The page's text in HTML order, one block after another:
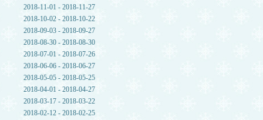
2018-11-01 - 2018-11-27
2018-10-02 - 2018-10-22
2018-09-03 - 2018-09-27
2018-08-30 - 2018-08-30
2018-07-01 - 2018-07-26
2018-06-06 - 2018-06-27
2018-05-05 - 2018-05-25
2018-04-01 - 2018-04-27
2018-03-17 - 2018-03-22
2018-02-12 - 2018-02-25